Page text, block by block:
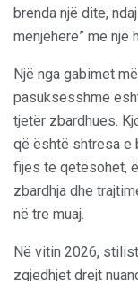
brenda një dite,
menjëherë” me një
Një nga gabimet
pasuksesshme
tjetër zbardhues.
që është shtresa e
fijes të qetësohet,
zbardhja dhe
në tre muaj.
Në vitin 2026,
zgjedhjet drejt